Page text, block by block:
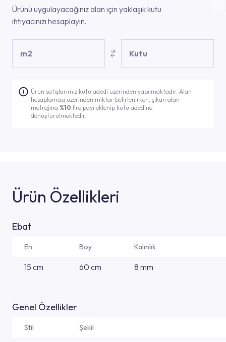
Ürünü uygulayacağınız alan için yaklaşık kutu
ihtiyacınızı hesaplayın.
m2 Kutu
Ürün satışlarımız kutu adedi üzerinden yapılmaktadır. Alan
hesaplaması üzerinden miktar belirlenirken, çıkan alan
metrajına %10fire payı eklenip kutu adedine
dönüştürülmektedir.
Ürün Özellikleri
Ebat
En Boy Kalınlık
15 cm 60 cm 8 mm
Genel Özellikler
Stil Şekil